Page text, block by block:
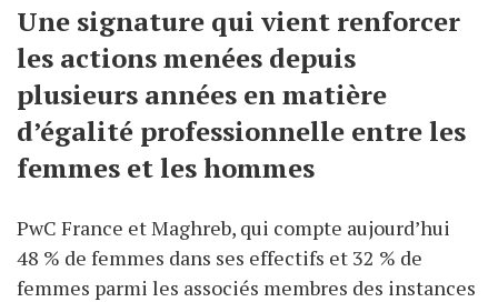
Une signature qui vient renforcer
les actions menées depuis
plusieurs années en matière
d’égalité professionnelle entre les
femmes et les hommes
PwC France et Maghreb, qui compte aujourd’hui
48 % de femmes dans ses effectifs et 32 % de
femmes parmi les associés membres des instances